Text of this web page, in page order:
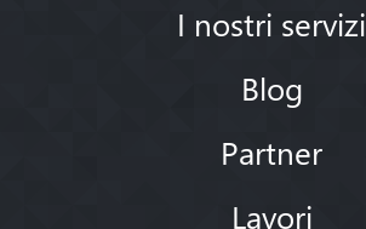
I nostri servizi
Blog
Partner
Lavori